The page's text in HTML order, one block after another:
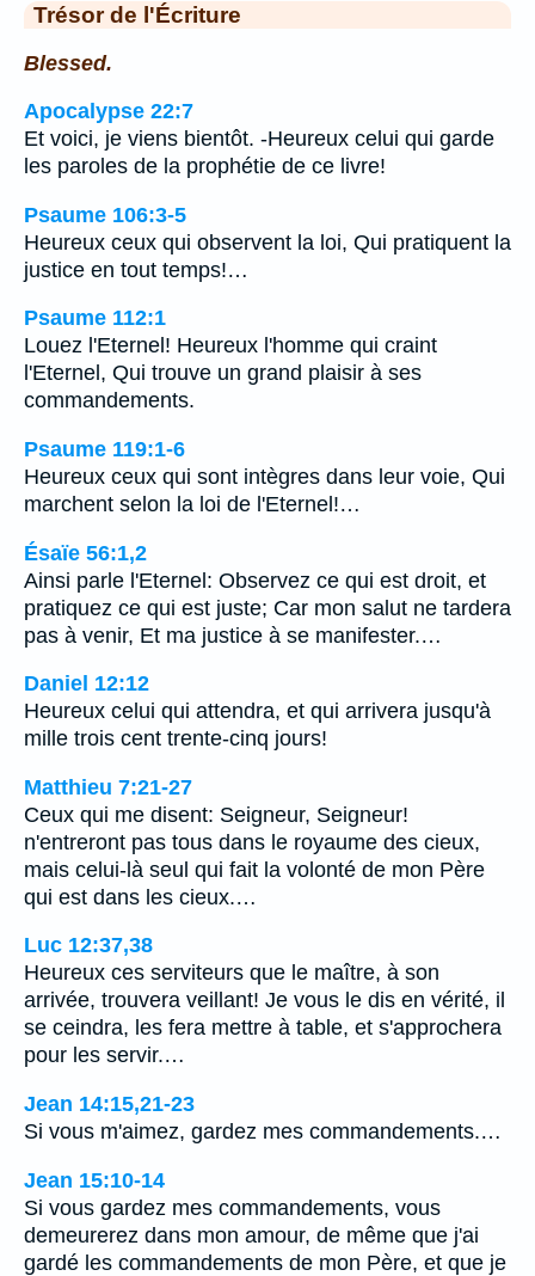
Trésor de l'Écriture
Blessed.
Apocalypse 22:7
Et voici, je viens bientôt. -Heureux celui qui garde
les paroles de la prophétie de ce livre!
Psaume 106:3-5
Heureux ceux qui observent la loi, Qui pratiquent la
justice en tout temps!…
Psaume 112:1
Louez l'Eternel! Heureux l'homme qui craint
l'Eternel, Qui trouve un grand plaisir à ses
commandements.
Psaume 119:1-6
Heureux ceux qui sont intègres dans leur voie, Qui
marchent selon la loi de l'Eternel!…
Ésaïe 56:1,2
Ainsi parle l'Eternel: Observez ce qui est droit, et
pratiquez ce qui est juste; Car mon salut ne tardera
pas à venir, Et ma justice à se manifester.…
Daniel 12:12
Heureux celui qui attendra, et qui arrivera jusqu'à
mille trois cent trente-cinq jours!
Matthieu 7:21-27
Ceux qui me disent: Seigneur, Seigneur!
n'entreront pas tous dans le royaume des cieux,
mais celui-là seul qui fait la volonté de mon Père
qui est dans les cieux.…
Luc 12:37,38
Heureux ces serviteurs que le maître, à son
arrivée, trouvera veillant! Je vous le dis en vérité, il
se ceindra, les fera mettre à table, et s'approchera
pour les servir.…
Jean 14:15,21-23
Si vous m'aimez, gardez mes commandements.…
Jean 15:10-14
Si vous gardez mes commandements, vous
demeurerez dans mon amour, de même que j'ai
gardé les commandements de mon Père, et que je